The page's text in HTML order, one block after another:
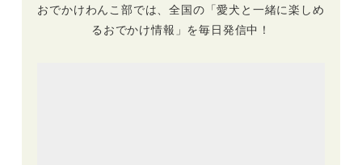
おでかけわんこ部では、全国の「愛犬と一緒に楽しめ
るおでかけ情報」を毎日発信中！